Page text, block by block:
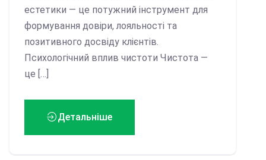
естетики — це потужний інструмент для
формування довіри, лояльності та
позитивного досвіду клієнтів.
Психологічний вплив чистоти Чистота —
це […]
Детальніше